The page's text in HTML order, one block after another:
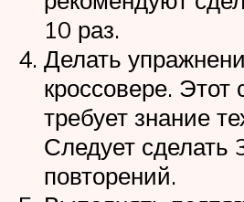
10 раз.
Делать
кроссовере. Этот
требует знание
Следует сделать
повторений.